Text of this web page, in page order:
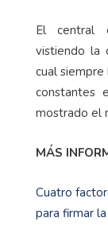
El central
vistiendo la
cual
constantes
mostrado el
MÁS
Cuatro
para firmar